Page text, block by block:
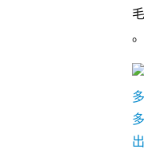
毛
。